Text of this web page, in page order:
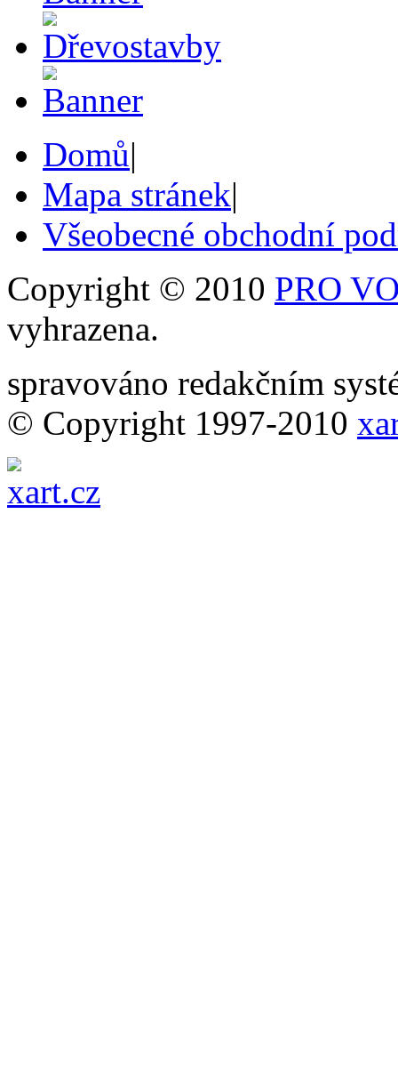
Domů|
Mapa stránek|
Všeobecné obchodní
Copyright © 2010 PRO
vyhrazena.
spravováno redakčním
© Copyright 1997-2010